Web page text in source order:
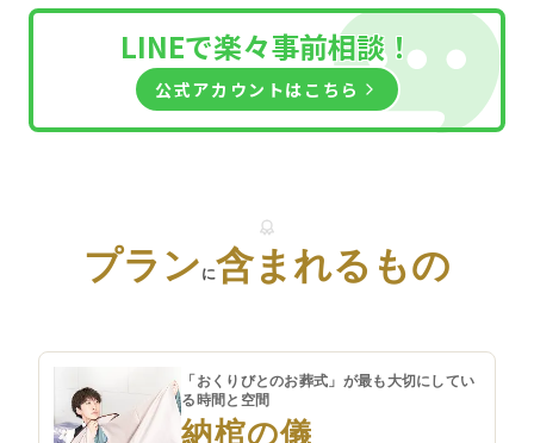
LINEで楽々事前相談！
公式アカウントはこちら
プラン に含まれるもの
「おくりびとのお葬式」が最も大切にしてい
る時間と空間
納棺の儀